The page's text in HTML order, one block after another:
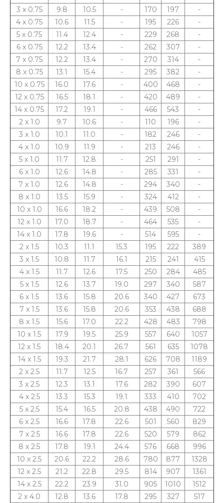
3 x 0.75
9.8 10.5 - 170 197
-
4 x 0.75
10.6 11.5 - 195 226
-
5 x 0.75
11.4 12.4 - 229 268
-
6 x 0.75
12.2 13.4 - 262 307
-
7 x 0.75
12.2 13.4 - 270 314
-
8 x 0.75
13.1 15.4 - 295 382
-
10 x 0.75
16.0 17.6 - 400 468
-
12 x 0.75
16.5 18.1 - 420 489
-
14 x 0.75
17.2 19.1 - 466 543
-
2 x 1.0
9.7 10.6 - 110 196
-
3 x 1.0
10.1 11.0 - 182 246
-
4 x 1.0
10.9 11.9 - 213 246
-
5 x 1.0
11.7 12.8 - 251 291
-
6 x 1.0
12.6 14.8 - 285 331
-
7 x 1.0
12.6 14.8 - 294 340
-
8 x 1.0
13.5 15.9 - 324 412
-
10 x 1.0
16.6 18.2 - 439 508
-
12 x 1.0
17.0 18.7 - 464 535
-
14 x 1.0
17.8 19.6 - 514 595
-
2 x 1.5
10.3 11.1 15.3 195 222
389
3 x 1.5
10.8 11.7 16.1 215 241
415
4 x 1.5
11.7 12.6 17.5 250 284
485
5 x 1.5
12.6 13.7 19.0 297 340
587
6 x 1.5
13.6 15.8 20.6 340 427
673
7 x 1.5
13.6 15.8 20.6 353 438
688
8 x 1.5
15.6 17.0 22.2 428 483
798
10 x 1.5
17.9 19.5 25.9 557 640
1057
12 x 1.5
18.4 20.1 26.7 561 635
1078
14 x 1.5
19.3 21.7 28.1 626 708
1189
2 x 2.5
11.7 12.5 16.7 257 361
566
3 x 2.5
12.3 13.1 17.6 282 390
607
4 x 2.5
13.3 15.3 19.1 333 410
702
5 x 2.5
15.4 16.5 20.8 438 490
722
6 x 2.5
16.6 17.8 22.6 501 560
829
7 x 2.5
16.6 17.8 22.6 520 579
862
8 x 2.5
17.8 19.1 24.4 576 668
996
10 x 2.5
20.6 22.2 28.6 780 877
1328
12 x 2.5
21.2 22.8 29.5 814 907
1361
14 x 2.5
22.2 23.9 31.0 905 1010
1512
2 x 4.0
12.8 13.6 17.8 295 327
517